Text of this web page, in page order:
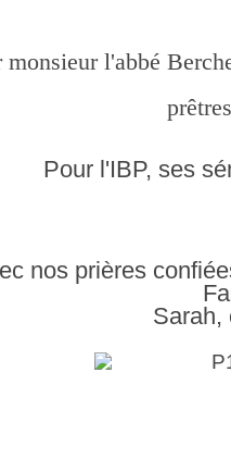
monsieur l'abbé
prêtres
Pour l'IBP, ses
nos prières
Sarah,